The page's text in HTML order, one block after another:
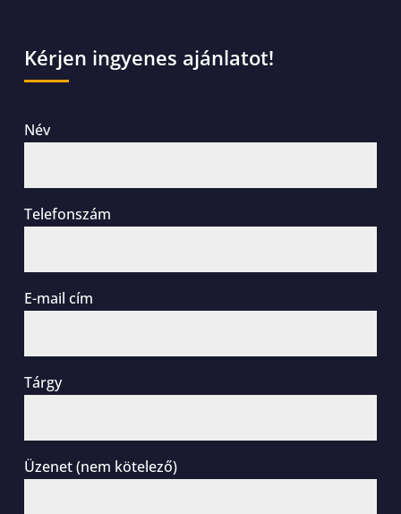
Kérjen ingyenes ajánlatot!
Név
Telefonszám
E-mail cím
Tárgy
Üzenet (nem kötelező)